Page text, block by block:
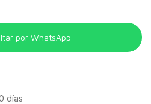
por WhatsApp
días